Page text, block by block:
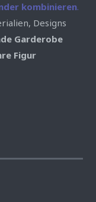
kombinieren.
Designs
Garderobe
Figur